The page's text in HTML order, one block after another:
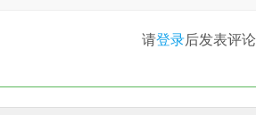
请登录后发表评论